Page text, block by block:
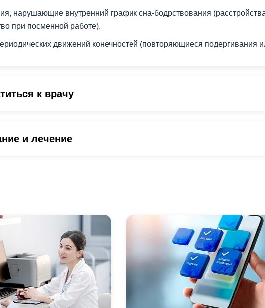
нарушающие внутренний график сна-бодрствования
при посменной работе).
движений конечностей (повторяющиеся подергивания
к врачу
и лечение